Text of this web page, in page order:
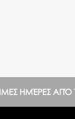
ΗΜΈΡΕΣ ΑΠΌ